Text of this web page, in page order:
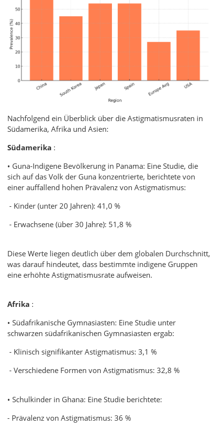
Nachfolgend ein Überblick über die Astigmatismusraten in
Südamerika, Afrika und Asien:
Südamerika :
• Guna-Indigene Bevölkerung in Panama: Eine Studie, die
sich auf das Volk der Guna konzentrierte, berichtete von
einer auffallend hohen Prävalenz von Astigmatismus:
- Kinder (unter 20 Jahren): 41,0 %
- Erwachsene (über 30 Jahre): 51,8 %
Diese Werte liegen deutlich über dem globalen Durchschnitt,
was darauf hindeutet, dass bestimmte indigene Gruppen
eine erhöhte Astigmatismusrate aufweisen.
Afrika :
• Südafrikanische Gymnasiasten: Eine Studie unter
schwarzen südafrikanischen Gymnasiasten ergab:
- Klinisch signifikanter Astigmatismus: 3,1 %
- Verschiedene Formen von Astigmatismus: 32,8 %
• Schulkinder in Ghana: Eine Studie berichtete:
- Prävalenz von Astigmatismus: 36 %